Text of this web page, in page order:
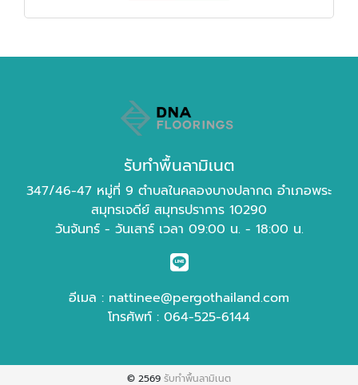
รับทำพื้นลามิเนต
347/46-47 หมู่ที่ 9 ตำบลในคลองบางปลากด อำเภอพระ
สมุทรเจดีย์ สมุทรปราการ 10290
วันจันทร์ - วันเสาร์ เวลา 09:00 น. - 18:00 น.
อีเมล : nattinee@pergothailand.com
โทรศัพท์ : 064-525-6144
© 2569 รับทำพื้นลามิเนต